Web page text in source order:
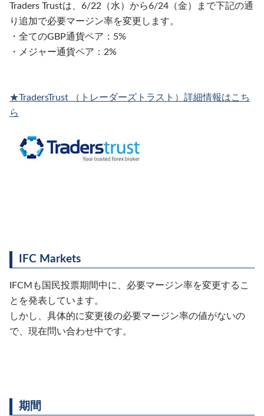
Traders Trustは、6/22（水）から6/24（金）まで下記の通
り追加で必要マージン率を変更します。
・全てのGBP通貨ペア：5%
・メジャー通貨ペア：2%
★TradersTrust （トレーダーズトラスト）詳細情報はこち
ら
IFC Markets
IFCMも国民投票期間中に、必要マージン率を変更するこ
とを発表しています。
しかし、具体的に変更後の必要マージン率の値がないの
で、現在問い合わせ中です。
期間